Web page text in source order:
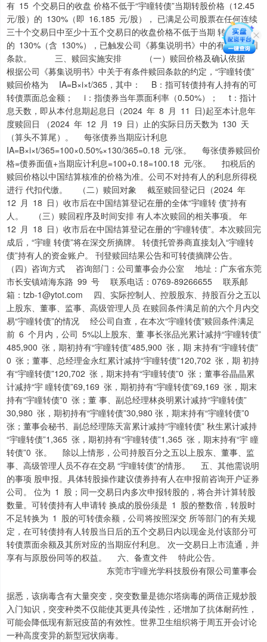
有 15 个交易日的收盘 价格不低于“宇瞳转债”当期转股价格（12.45
元/股）的 130%（即 16.185 元/股）， 已满足公司股票在任何连续
三十个交易日中至少十五个交易日的收盘价格不低于当期 转股价格
的 130%（含 130%），已触发公司《募集说明书》中的有条件赎回
条款。 三、赎回实施安排 （一）赎回价格及确认依据
根据公司《募集说明书》中关于有条件赎回条款的约定，“宇瞳转债”
赎回价格为 IA=B×i×t/365，其中： B：指可转债持有人持有的可
转债票面总金额； i：指债券当年票面利率（0.50%）； t：指计
息天数，即从本付息期起息日（2024 年 8 月 11 日)起至本计息年
度赎回日 （2024 年 12 月 19 日）止的实际日历天数为 130 天
（算头不算尾）。 每张债券当期应计利息
IA=B×i×t/365=100×0.50%×130/365=0.18 元/张。 每张债券赎回价
格=债券面值+当期应计利息=100+0.18=100.18 元/张。 扣税后的
赎回价格以中国结算核准的价格为准。公司不对持有人的利息所得税
进行 代扣代缴。 （二）赎回对象 截至赎回登记日（2024 年
12 月 18 日）收市后在中国结算登记在册的全体“宇瞳转 债”持有
人。 （三）赎回程序及时间安排 有人本次赎回的相关事项。 年
12 月 18 日）收市后在中国结算登记在册的“宇瞳转债”。本次赎回完
成后，“宇瞳 转债”将在深交所摘牌。 转债托管券商直接划入“宇瞳转
债”持有人的资金账户。 刊登赎回结果公告和可转债摘牌公告。
（四）咨询方式 咨询部门：公司董事会办公室 地址：广东省东莞
市长安镇靖海东路 99 号 联系电话：0769-89266655 联系邮
箱：tzb-1@ytot.com 四、实际控制人、控股股东、持股百分之五以
上股东、董事、监事、高级管理人员 在赎回条件满足前的六个月内交
易“宇瞳转债”的情况 经公司自查，在本次“宇瞳转债”赎回条件满足
前 6 个月内，公司 5%以上股东、董 事长张品光累计减持“宇瞳转债”
485,900 张，期初持有“宇瞳转债”485,900 张，期 末持有“宇瞳转债”
0 张；董事、总经理金永红累计减持“宇瞳转债”120,702 张，期 初持
有“宇瞳转债”120,702 张，期末持有“宇瞳转债”0 张；董事谷晶晶累
计减持“宇 瞳转债”69,169 张，期初持有“宇瞳转债”69,169 张，期末
持有“宇瞳转债”0 张；董 事、副总经理林炎明累计减持“宇瞳转债”
30,980 张，期初持有“宇瞳转债”30,980 张，期末持有“宇瞳转债”0
张；董事会秘书、副总经理陈天富累计减持“宇瞳转债” 秋生累计减持
“宇瞳转债”1,365 张，期初持有“宇瞳转债”1,365 张，期末持有“宇 瞳
转债”0 张。 除以上情形，公司持股百分之五以上股东、董事、监
事、高级管理人员不存在交易 “宇瞳转债”的情形。 五、其他需说明
的事项 股申报。具体转股操作建议债券持有人在申报前咨询开户证券
公司。 位为 1 股；同一交易日内多次申报转股的，将合并计算转股
数量。可转债持有人申请转 换成的股份须是 1 股的整数倍，转股时
不足转换为 1 股的可转债余额，公司将按照深交 所等部门的有关规
定，在可转债持有人转股当日后的五个交易日内以现金兑付该部分可
转债票面余额及其所对应的当期应付利息。 次一交易日上市流通，并
享有与原股份同等的权益。 六、备查文件 特此公告。
东莞市宇瞳光学科技股份有限公司董事会
据悉，该病毒含有大量突变，突变数量是德尔塔病毒的两倍正规炒股
入门知识，突变种类不仅能使其更具传染性，还增加了抗体耐药性，
可能会降低现有新冠疫苗的有效性。世界卫生组织将于周五开会讨论
一种高度变异的新型冠状病毒。